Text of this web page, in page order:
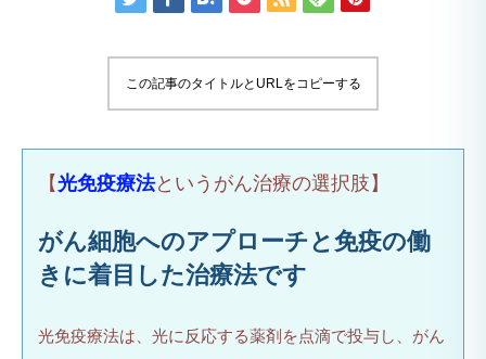
この記事のタイトルとURLをコピーする
【光免疫療法というがん治療の選択肢】
がん細胞へのアプローチと免疫の働
きに着目した治療法です
光免疫療法は、光に反応する薬剤を点滴で投与し、がん